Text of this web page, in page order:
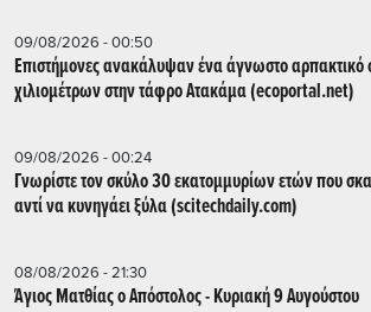
09/08/2026 - 00:50
Επιστήμονες ανακάλυψαν ένα άγνωστο αρπακτικό
χιλιομέτρων στην τάφρο Ατακάμα (ecoportal.net)
09/08/2026 - 00:24
Γνωρίστε τον σκύλο 30 εκατομμυρίων ετών που
αντί να κυνηγάει ξύλα (scitechdaily.com)
08/08/2026 - 21:30
Άγιος Ματθίας ο Απόστολος - Κυριακή 9 Αυγούστου